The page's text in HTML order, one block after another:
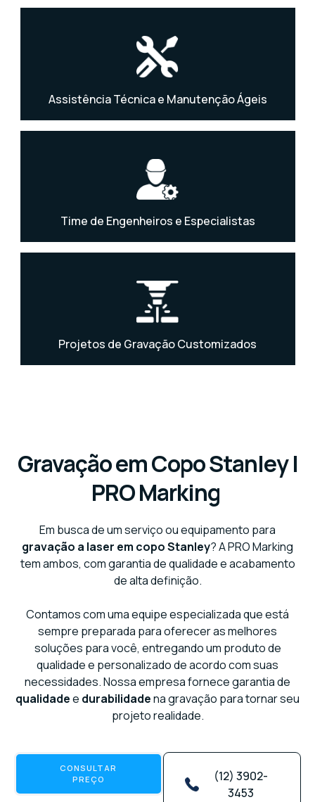
Assistência Técnica e Manutenção Ágeis
Time de Engenheiros e Especialistas
Projetos de Gravação Customizados
Gravação em Copo Stanley |
PRO Marking
Em busca de um serviço ou equipamento para
gravação a laser em copo Stanley? A PRO Marking
tem ambos, com garantia de qualidade e acabamento
de alta definição.
Contamos com uma equipe especializada que está
sempre preparada para oferecer as melhores
soluções para você, entregando um produto de
qualidade e personalizado de acordo com suas
necessidades. Nossa empresa fornece garantia de
qualidadee durabilidadena gravação para tornar seu
projeto realidade.
CONSULTAR
PREÇO
(12) 3902-
3453